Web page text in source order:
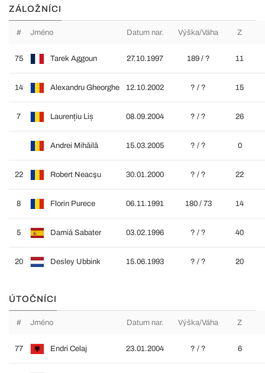
ZÁLOŽNÍCI
# Jméno Datum nar. Výška/Váha Z
75 Tarek Aggoun 27.10.1997 189 / ? 11
14 Alexandru Gheorghe 12.10.2002 ? / ? 15
7 Laurențiu Liș 08.09.2004 ? / ? 26
Andrei Mihăilă 15.03.2005 ? / ? 0
22 Robert Neacşu 30.01.2000 ? / ? 22
8 Florin Purece 06.11.1991 180 / 73 14
5 Damiá Sabater 03.02.1996 ? / ? 40
20 Desley Ubbink 15.06.1993 ? / ? 20
ÚTOČNÍCI
# Jméno Datum nar. Výška/Váha Z
77 Endri Celaj 23.01.2004 ? / ? 6